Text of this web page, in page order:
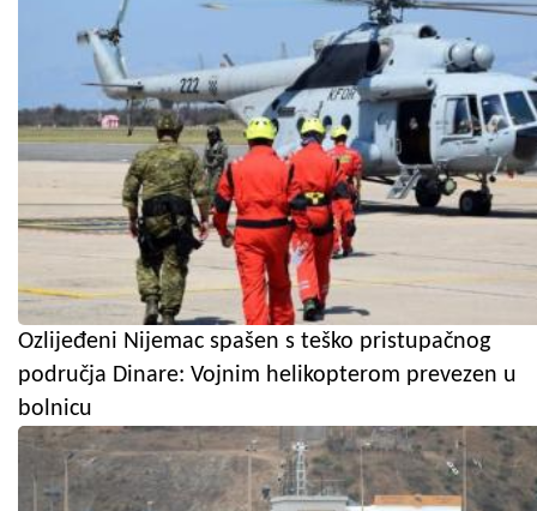
Ozlijeđeni Nijemac spašen s teško pristupačnog
područja Dinare: Vojnim helikopterom prevezen u
bolnicu